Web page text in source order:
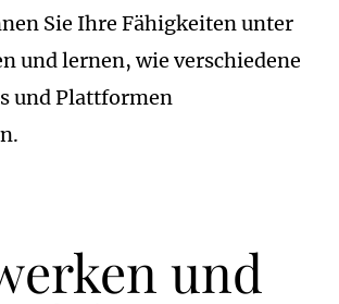
Sie Ihre Fähigkeiten unter
und lernen, wie verschiedene
und Plattformen
und